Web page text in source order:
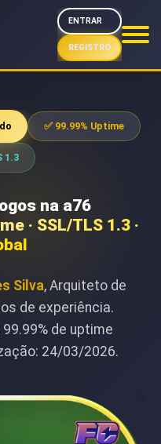
ENTRAR
REGISTRO
✅ 99.99% Uptime
1.3
na a76
· SSL/TLS 1.3 ·
Silva, Arquiteto de
de experiência.
99.99% de uptime
24/03/2026.